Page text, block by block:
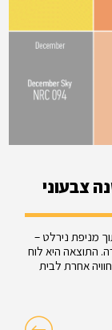
צבעוני
מניפת נירלט –
התוצאה היא לוח
חוויה אחרת לבית